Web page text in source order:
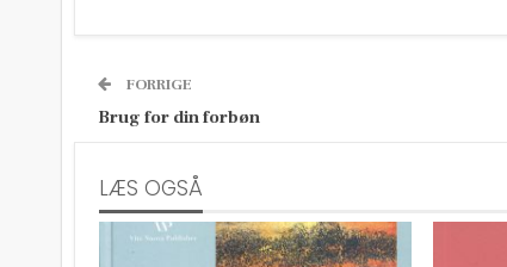
FORRIGE
Brug for din forbøn
LÆS OGSÅ